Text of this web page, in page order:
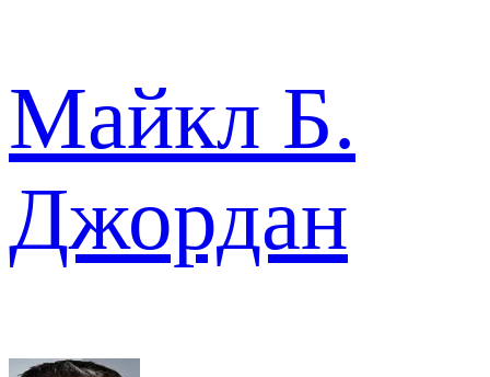
Майкл Б.
Джордан